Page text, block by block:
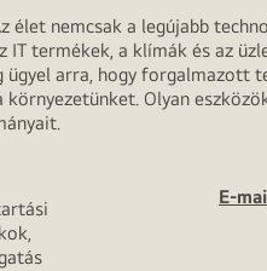
nemcsak a legújabb
termékek, a klímák és az
arra, hogy
Olyan
E-